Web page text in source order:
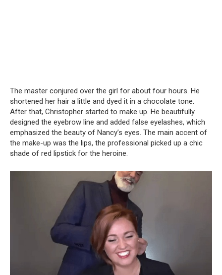
The master conjured over the girl for about four hours. He
shortened her hair a little and dyed it in a chocolate tone.
After that, Christopher started to make up. He beautifully
designed the eyebrow line and added false eyelashes, which
emphasized the beauty of Nancy’s eyes. The main accent of
the make-up was the lips, the professional picked up a chic
shade of red lipstick for the heroine.